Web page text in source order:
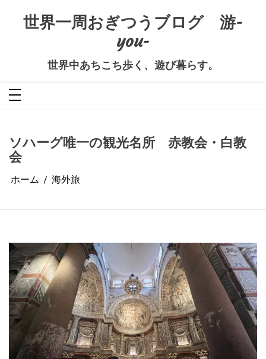
世界一周おぎつうブログ 游-
you-
世界中あちこち歩く、遊び暮らす。
ソハーグ唯一の観光名所 赤教会・白教
会
ホーム 海外旅